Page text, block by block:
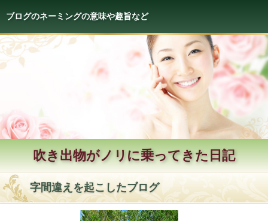
ブログのネーミングの意味や趣旨など
吹き出物がノリに乗ってきた日記
字間違えを起こしたブログ